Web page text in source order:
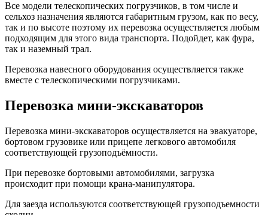
Все модели телескопических погрузчиков, в том числе и
сельхоз назначения являются габаритным грузом, как по весу,
так и по высоте поэтому их перевозка осуществляется любым
подходящим для этого вида транспорта. Подойдет, как фура,
так и наземный трал.
Перевозка навесного оборудования осуществляется также
вместе с телескопическими погрузчиками.
Перевозка мини-экскаваторов
Перевозка мини-экскаваторов осуществляется на эвакуаторе,
бортовом грузовике или прицепе легкового автомобиля
соответствующей грузоподъёмности.
При перевозке бортовыми автомобилями, загрузка
происходит при помощи крана-манипулятора.
Для заезда используются соответствующей грузоподъемности